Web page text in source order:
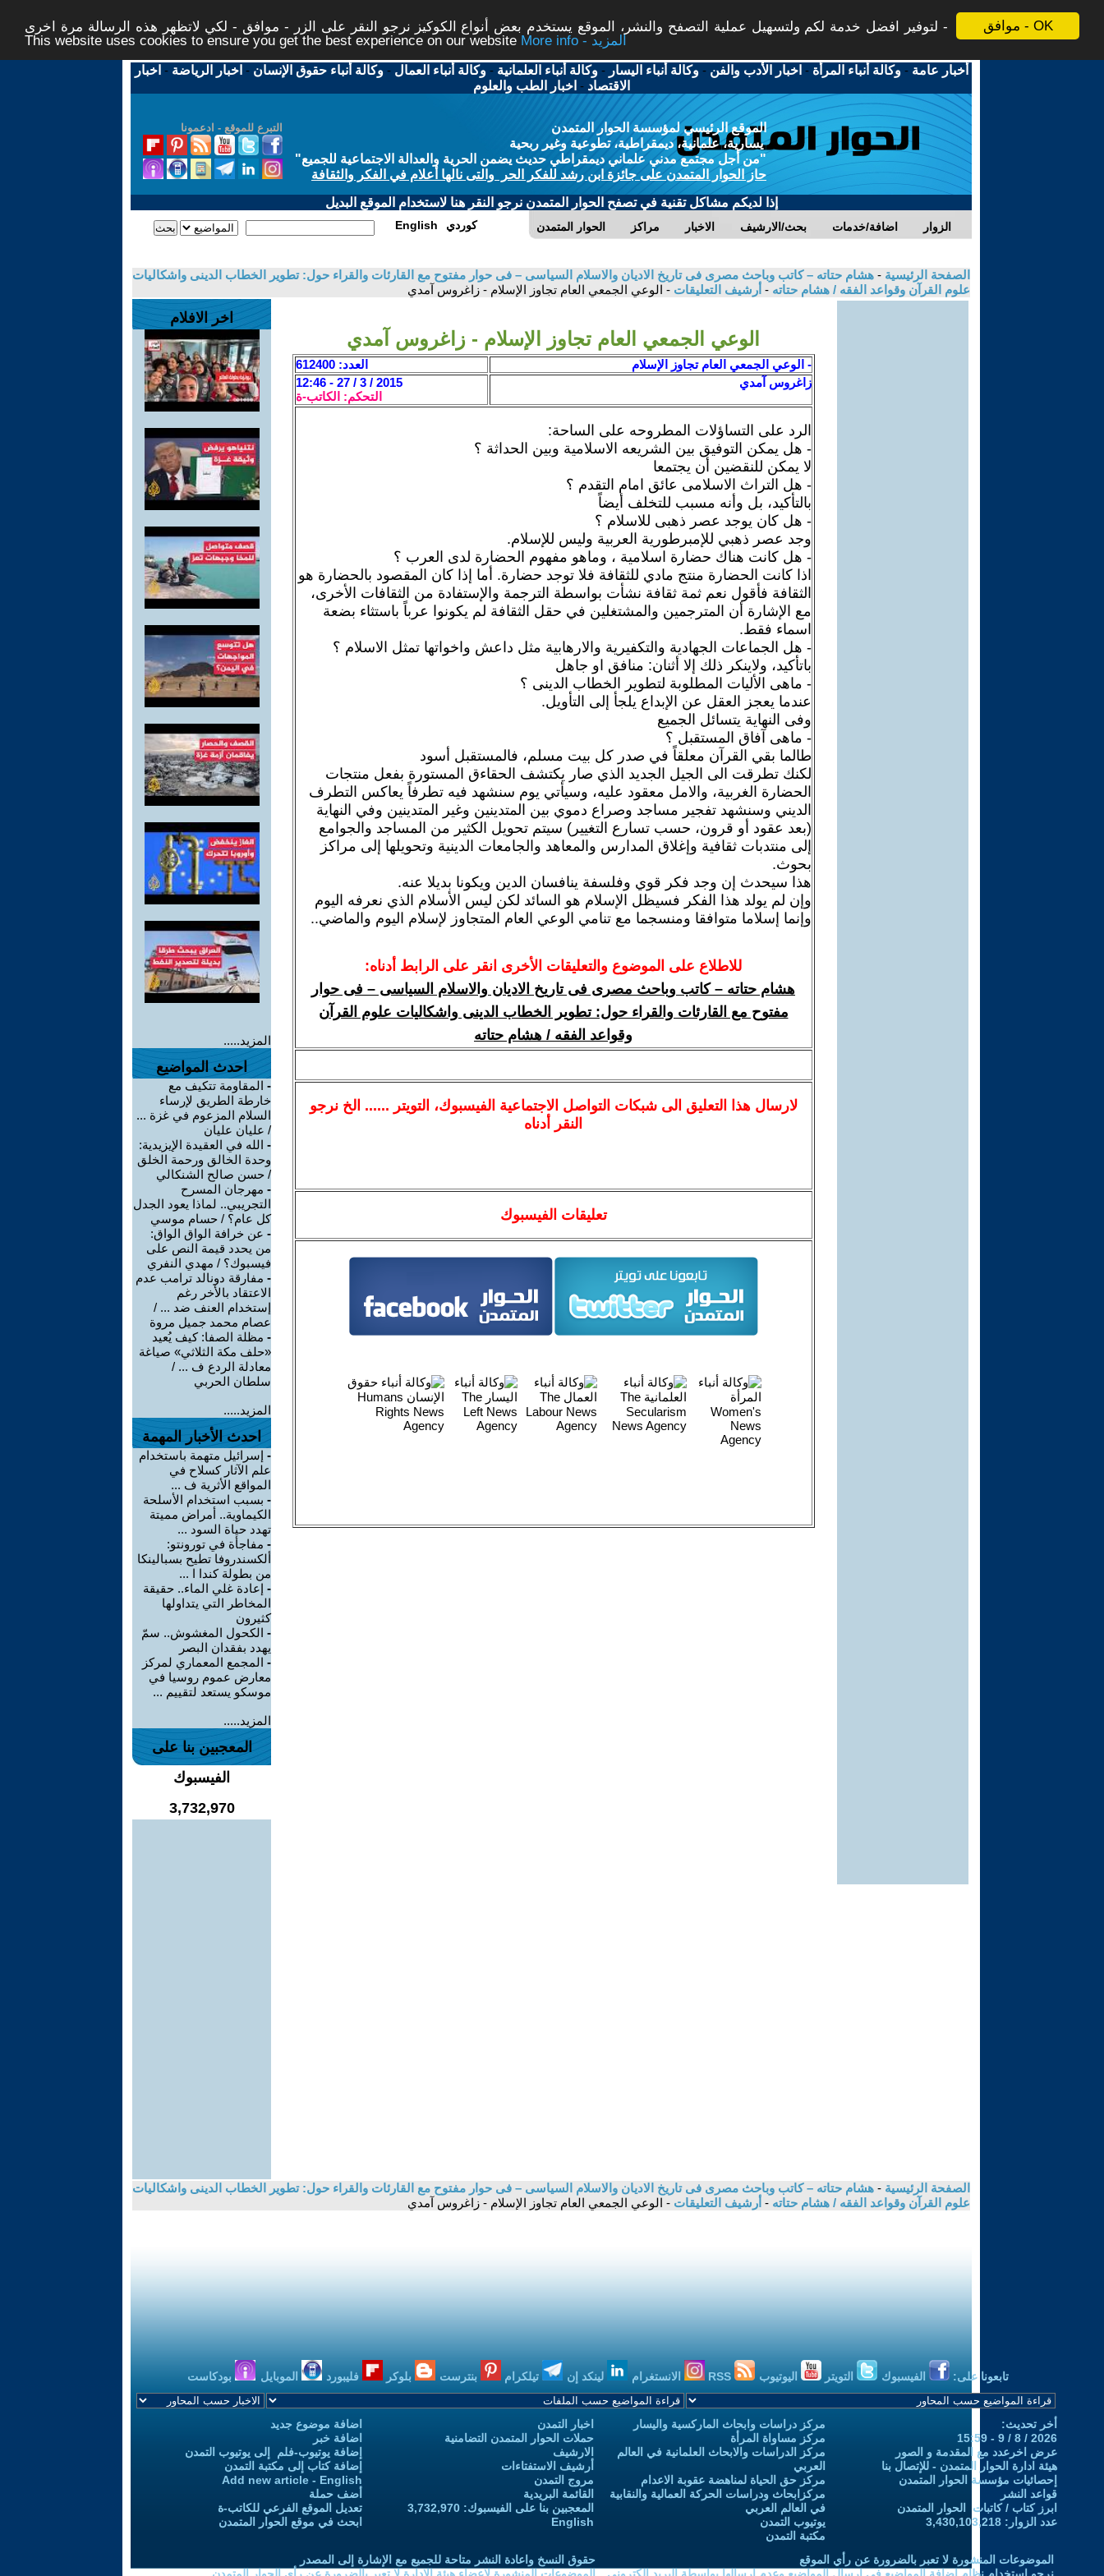
موافق - OK
لتوفير افضل خدمة لكم ولتسهيل عملية التصفح والنشر، الموقع يستخدم بعض أنواع الكوكيز نرجو النقر على الزر - موافق - لكي لاتظهر هذه الرسالة مرة اخرى -
This website uses cookies to ensure you get the best experience on our website
More info - المزيد
أخبار عامة -وكالة أنباء المرأة - اخبار الأدب والفن -وكالة أنباء اليسار -وكالة أنباء العلمانية -وكالة أنباء العمال -وكالة أنباء حقوق الإنسان - اخبار الرياضة - اخبار
الاقتصاد - اخبار الطب والعلوم
التبرع للموقع - ادعمونا
الموقع الرئيسي لمؤسسة الحوار المتمدن
يسارية، علمانية، ديمقراطية، تطوعية وغير ربحية
"من أجل مجتمع مدني علماني ديمقراطي حديث يضمن الحرية والعدالة الاجتماعية للجميع"
حاز الحوار المتمدن على جائزة ابن رشد للفكر الحر والتى نالها أعلام في الفكر والثقافة
إذا لديكم مشاكل تقنية في تصفح الحوار المتمدن نرجو النقر هنا لاستخدام الموقع البديل
الحوار المتمدن مراكز الاخبار بحث/الارشيف اضافة/خدمات الزوار English كوردي
الصفحة الرئيسية - هشام حتاته – كاتب وباحث مصرى فى تاريخ الاديان والاسلام السياسى – فى حوار مفتوح مع القارئات والقراء حول: تطوير الخطاب الدينى واشكاليات
علوم القرآن وقواعد الفقه / هشام حتاته - أرشيف التعليقات - الوعي الجمعي العام تجاوز الإسلام - زاغروس آمدي
الوعي الجمعي العام تجاوز الإسلام - زاغروس آمدي
- الوعي الجمعي العام تجاوز الإسلام
العدد: 612400
زاغروس آمدي
2015 / 3 / 27 - 12:46
التحكم: الكاتب-ة
الرد على التساؤلات المطروحه على الساحة:
- هل يمكن التوفيق بين الشريعه الاسلامية وبين الحداثة ؟
لا يمكن للنقضين أن يجتمعا
- هل التراث الاسلامى عائق امام التقدم ؟
بالتأكيد، بل وأنه مسبب للتخلف أيضاً
- هل كان يوجد عصر ذهبى للاسلام ؟
وجد عصر ذهبي للإمبرطورية العربية وليس للإسلام.
- هل كانت هناك حضارة اسلامية ، وماهو مفهوم الحضارة لدى العرب ؟
اذا كانت الحضارة منتج مادي للثقافة فلا توجد حضارة. أما إذا كان المقصود بالحضارة هو
الثقافة فأقول نعم ثمة ثقافة نشأت بواسطة الترجمة والإستفادة من الثقافات الأخرى،
مع الإشارة أن المترجمين والمشتغلين في حقل الثقافة لم يكونوا عرباً باستثاء بضعة
اسماء فقط.
- هل الجماعات الجهادية والتكفيرية والارهابية مثل داعش واخواتها تمثل الاسلام ؟
باتأكيد، ولاينكر ذلك إلا أثنان: منافق او جاهل
- ماهى الأليات المطلوبة لتطوير الخطاب الدينى ؟
عندما يعجز العقل عن الإبداع يلجأ إلى التأويل.
وفى النهاية يتسائل الجميع
- ماهى آفاق المستقبل ؟
طالما بقي القرآن معلقاً في صدر كل بيت مسلم، فالمستقبل أسود
لكنك تطرقت الى الجيل الجديد الذي صار يكتشف الحقاءق المستورة بفعل منتجات
الحضارة الغربية، والامل معقود عليه، وسيأتي يوم سنشهد فيه تطرفاً يعاكس التطرف
الديني وسنشهد تفجير مساجد وصراع دموي بين المتدينين وغير المتدينين وفي النهاية
(بعد عقود أو قرون، حسب تسارع التغيير) سيتم تحويل الكثير من المساجد والجوامع
إلى منتدبات ثقافية وإغلاق المدارس والمعاهد والجامعات الدينية وتحويلها إلى مراكز
بحوث.
هذا سيحدث إن وجد فكر قوي وفلسفة ينافسان الدين ويكونا بديلا عنه.
وإن لم يولد هذا الفكر فسيظل الإسلام هو السائد لكن ليس الأسلام الذي نعرفه اليوم
وإنما إسلاما متوافقا ومنسجما مع تنامي الوعي العام المتجاوز لإسلام اليوم والماضي..
للاطلاع على الموضوع والتعليقات الأخرى انقر على الرابط أدناه:
هشام حتاته – كاتب وباحث مصرى فى تاريخ الاديان والاسلام السياسى – فى حوار
مفتوح مع القارئات والقراء حول: تطوير الخطاب الدينى واشكاليات علوم القرآن
وقواعد الفقه / هشام حتاته
لارسالهذا التعليق الى شبكات التواصل الاجتماعية الفيسبوك، التويتر ...... الخ نرجو
النقر أدناه
تعليقات الفيسبوك
اخر الافلام
المزيد.....
احدث المواضيع
- المقاومة تتكيف مع
خارطة الطريق لإرساء
السلام المزعوم في غزة ...
/ عليان عليان
- الله في العقيدة الإيزيدية:
وحدة الخالق ورحمة الخلق
/ حسن صالح الشنكالي
- مهرجان المسرح
التجريبي.. لماذا يعود الجدل
كل عام؟ / حسام موسي
- عن خرافة الواق الواق:
من يحدد قيمة النص على
فيسبوك؟ / مهدي النفري
- مفارقة دونالد ترامب عدم
الاعتقاد بالأخر رغم
إستخدام العنف ضد ... /
عصام محمد جميل مروة
- مظلة الصفا: كيف يُعيد
«حلف مكة الثلاثي» صياغة
معادلة الردع ف ... /
سلطان الحربي
المزيد.....
احدث الأخبار المهمة
- إسرائيل متهمة باستخدام
علم الآثار كسلاح في
المواقع الأثرية ف ...
- بسبب استخدام الأسلحة
الكيماوية.. أمراض مميتة
تهدد حياة السود ...
- مفاجأة في تورونتو:
ألكسندروفا تطيح بسبالينكا
من بطولة كندا ا ...
- إعادة غلي الماء.. حقيقة
المخاطر التي يتداولها
كثيرون
- الكحول المغشوش.. سمّ
يهدد بفقدان البصر
- المجمع المعماري لمركز
معارض عموم روسيا في
موسكو يستعد لتقييم ...
المزيد.....
المعجبين بنا على
الفيسبوك
3,732,970
الصفحة الرئيسية - هشام حتاته – كاتب وباحث مصرى فى تاريخ الاديان والاسلام السياسى – فى حوار مفتوح مع القارئات والقراء حول: تطوير الخطاب الدينى واشكاليات
علوم القرآن وقواعد الفقه / هشام حتاته - أرشيف التعليقات - الوعي الجمعي العام تجاوز الإسلام - زاغروس آمدي
تابعونا على: الفيسبوك التويتر اليوتيوب الانستغرام لينكد إن تيلكرام بنترست بلوكر فليبورد الموبايل بودكاست
أخر تحديث:
2026 / 8 / 9 - 15:59
عرض اخرعدد مع المقدمة و الصور
هيئة ادارة الحوار المتمدن - للإتصال بنا
إحصائيات مؤسسة الحوار المتمدن
قواعد النشر
ابرز كتاب / كاتبات الحوار المتمدن
عدد الزوار: 3,430,103,218
مركز دراسات وابحاث الماركسية واليسار
مركز مساواة المرأة
مركز الدراسات والابحاث العلمانية في العالم
العربي
مركز حق الحياة لمناهضة عقوبة الاعدام
مركزابحاث ودراسات الحركة العمالية والنقابية
في العالم العربي
يوتيوب التمدن
مكتبة التمدن
اخبار التمدن
حملات الحوار المتمدن التضامنية
الارشيف
أرشيف الاستفتاءات
مروج التمدن
القائمة البريدية
المعجبين بنا على الفيسبوك: 3,732,970
English
اضافة موضوع جديد
اضافة خبر
إضافة يوتيوب-فلم إلى يوتيوب التمدن
إضافة كتاب إلى مكتبة التمدن
Add new article - English
أضف حملة
تعديل الموقع الفرعي للكاتب-ة
ابحث في موقع الحوار المتمدن
الموضوعات المنشورة لا تعبر بالضرورة عن رأي الموقع
حقوق النسخ واعادة النشر متاحة للجميع مع الإشارة إلى المصدر